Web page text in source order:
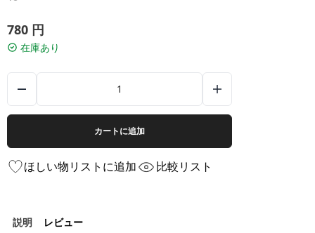
780 円
在庫あり
カートに追加
ほしい物リストに追加 比較リスト
説明 レビュー